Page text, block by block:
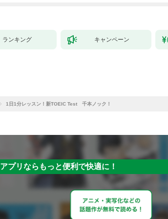
ランキング キャンペーン
1日1分レッスン！新TOEIC Test 千本ノック！
アプリならもっと便利で快適に！